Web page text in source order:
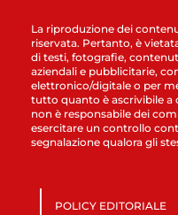
La riproduzione dei
riservata. Pertanto, è
di testi, fotografie,
aziendali e pubblicitarie,
elettronico/digitale o per
tutto quanto è ascrivibile a
non è responsabile dei
esercitare un controllo
segnalazione qualora gli
POLICY EDITORIALE